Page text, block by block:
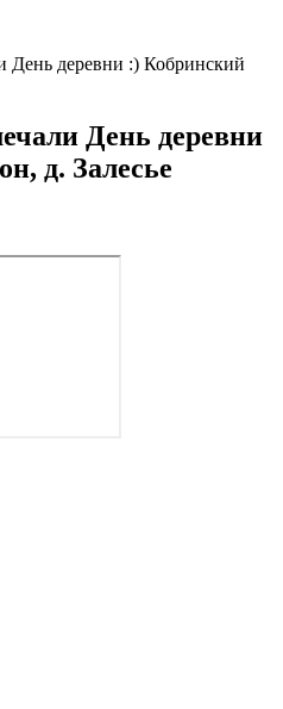
День деревни :) Кобринский
День деревни
д. Залесье